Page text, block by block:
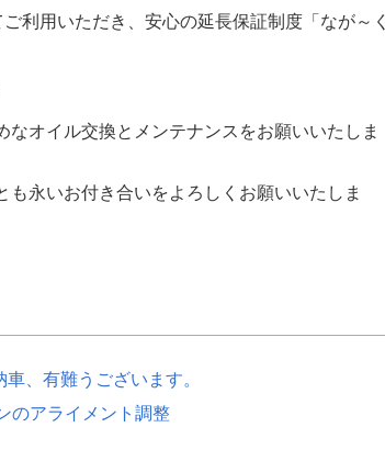
利用いただき、安心の延長保証制度「なが～く
オイル交換とメンテナンスをお願いいたしま
永いお付き合いをよろしくお願いいたしま
、有難うございます。
のアライメント調整